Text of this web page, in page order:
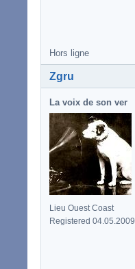
Hors ligne
Zgru
La voix de son ver
Lieu Ouest Coast
Registered 04.05.2009